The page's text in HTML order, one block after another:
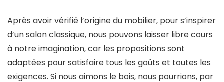
Après avoir vérifié l’origine du mobilier, pour s’inspirer
d’un salon classique, nous pouvons laisser libre cours
à notre imagination, car les propositions sont
adaptées pour satisfaire tous les goûts et toutes les
exigences. Si nous aimons le bois, nous pourrions, par